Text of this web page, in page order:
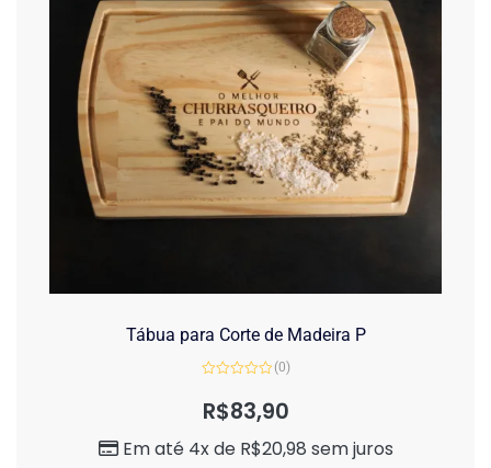
Tábua para Corte de Madeira P
de
(0)
R$83,90
Em até 4x de R$20,98 sem juros